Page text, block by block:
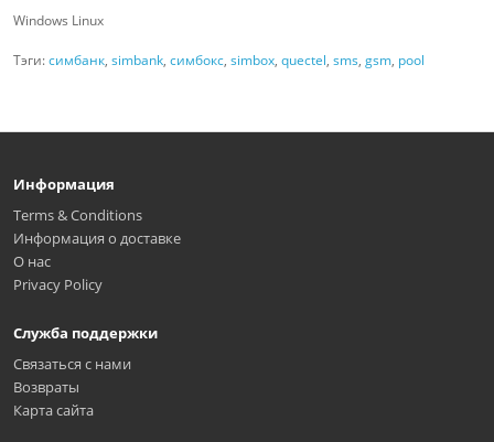
Windows Linux
Тэги:симбанк, simbank, симбокс, simbox, quectel, sms, gsm, pool
Информация
Terms & Conditions
Информация о доставке
О нас
Privacy Policy
Служба поддержки
Связаться с нами
Возвраты
Карта сайта